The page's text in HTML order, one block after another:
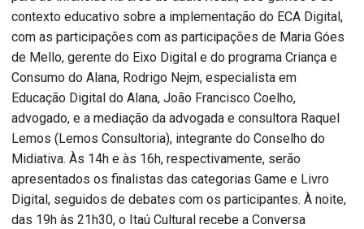
contexto educativo sobre a implementação do ECA Digital,
com as participações com as participações de Maria Góes
de Mello, gerente do Eixo Digital e do programa Criança e
Consumo do Alana, Rodrigo Nejm, especialista em
Educação Digital do Alana, João Francisco Coelho,
advogado, e a mediação da advogada e consultora Raquel
Lemos (Lemos Consultoria), integrante do Conselho do
Midiativa. Às 14h e às 16h, respectivamente, serão
apresentados os finalistas das categorias Game e Livro
Digital, seguidos de debates com os participantes. À noite,
das 19h às 21h30, o Itaú Cultural recebe a Conversa